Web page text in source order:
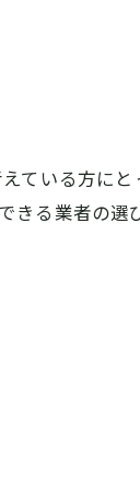
ている方にと
きる業者の選